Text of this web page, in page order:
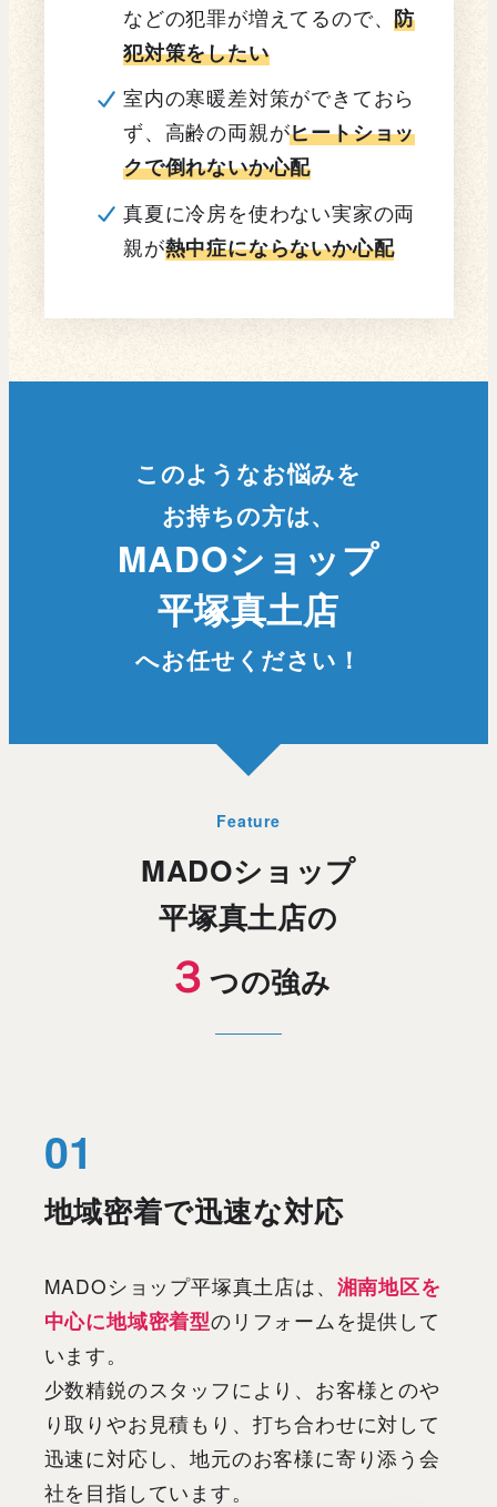
などの犯罪が増えてるので、防
犯対策をしたい
室内の寒暖差対策ができておら
ず、高齢の両親がヒートショッ
クで倒れないか心配
真夏に冷房を使わない実家の両
親が熱中症にならないか心配
このようなお悩みを
お持ちの方は、
MADOショップ
平塚真土店
へお任せください！
Feature
MADOショップ
平塚真土店の
３ つの強み
地域密着で迅速な対応
MADOショップ平塚真土店は、 湘南地区を
中心に地域密着型のリフォームを提供して
います。
少数精鋭のスタッフにより、お客様とのや
り取りやお見積もり、打ち合わせに対して
迅速に対応し、地元のお客様に寄り添う会
社を目指しています。